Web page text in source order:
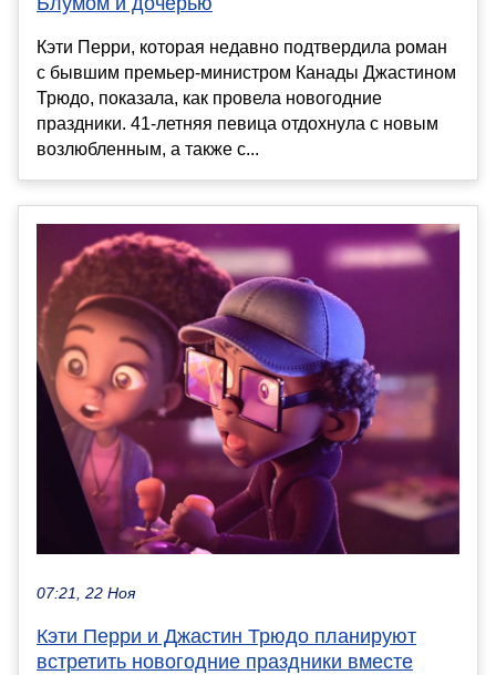
Кэти Перри, которая недавно подтвердила роман
с бывшим премьер-министром Канады Джастином
Трюдо, показала, как провела новогодние
праздники. 41-летняя певица отдохнула с новым
возлюбленным, а также с...
07:21, 22 Ноя
Кэти Перри и Джастин Трюдо планируют
встретить новогодние праздники вместе